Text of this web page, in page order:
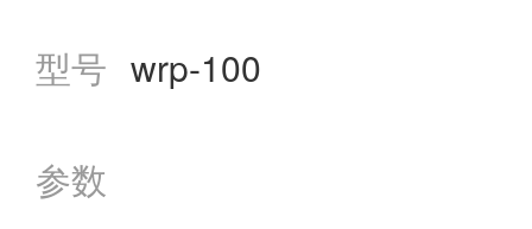
型号 wrp-100
参数